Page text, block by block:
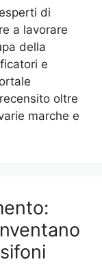
di
a lavorare
della
e
oltre
marche e